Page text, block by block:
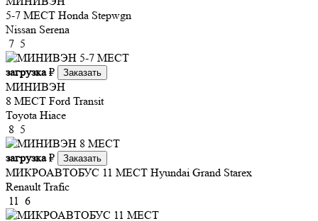
5-7 МЕСТ Honda Stepwgn
Nissan Serena
7 5
загрузка₽ Заказать
МИНИВЭН
8 МЕСТ Ford Transit
Toyota Hiace
8 5
загрузка₽ Заказать
МИКРОАВТОБУС 11 МЕСТ Hyundai Grand Starex
Renault Trafic
11 6